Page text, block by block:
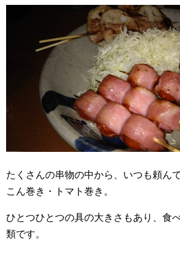
たくさんの串物の中から、いつも頼ん
こん巻き・トマト巻き。
ひとつひとつの具の大きさもあり、食
類です。